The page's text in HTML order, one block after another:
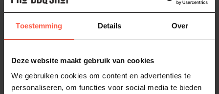
Toestemming Details Over
Deze website maakt gebruik van cookies
We gebruiken cookies om content en advertenties te
personaliseren, om functies voor social media te bieden